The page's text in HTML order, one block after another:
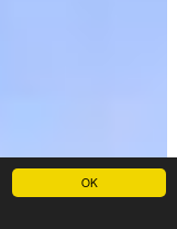
OK